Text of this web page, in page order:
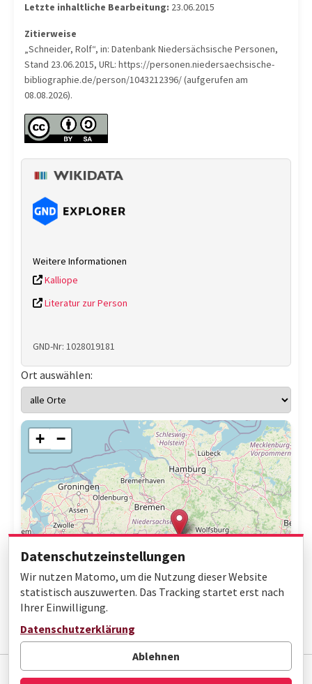
Letzte inhaltliche Bearbeitung: 23.06.2015
Zitierweise
„Schneider, Rolf“, in: Datenbank Niedersächsische Personen,
Stand 23.06.2015, URL: https://personen.niedersaechsische-
bibliographie.de/person/1043212396/ (aufgerufen am
08.08.2026).
Weitere Informationen
Kalliope
Literatur zur Person
GND-Nr: 1028019181
Ort auswählen:
+ −
Impressum Datenschutz Barrierefreiheit
Datenschutzeinstellungen
Wir nutzen Matomo, um die Nutzung dieser Website
statistisch auszuwerten. Das Tracking startet erst nach
Ihrer Einwilligung.
Datenschutzerklärung
Ablehnen